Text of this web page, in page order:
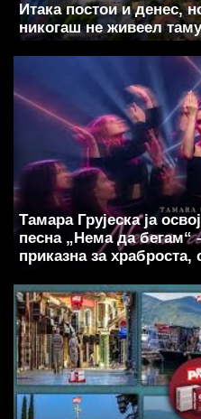
Итака постои и денес,
никогаш не живеел таму
Тамара Грујеска ја
песна „Нема да бегам“
приказна за храброста,